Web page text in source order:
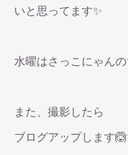
いと思ってます✨
水曜はさっこにゃん
また、撮影したら
ブログアップします